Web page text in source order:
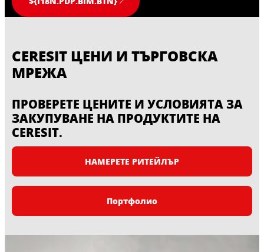
CERESIT ЦЕНИ И ТЪРГОВСКА
МРЕЖА
ПРОВЕРЕТЕ ЦЕНИТЕ И УСЛОВИЯТА ЗА
ЗАКУПУВАНЕ НА ПРОДУКТИТЕ НА
CERESIT.
НАМЕРЕТЕ РИТЕЙЛЪР
Портфолио